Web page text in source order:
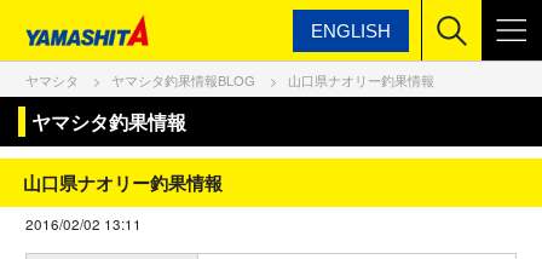
ENGLISH
ヤマシタ ヤマシタ釣果情報BLOG 山口県ナオリー釣果情報
ヤマシタ釣果情報
山口県ナオリー釣果情報
2016/02/02 13:11